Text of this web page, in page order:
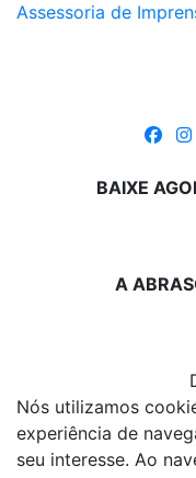
Assessoria de
BAIXE
A
Nós utilizamos
experiência de
seu interesse. Ao